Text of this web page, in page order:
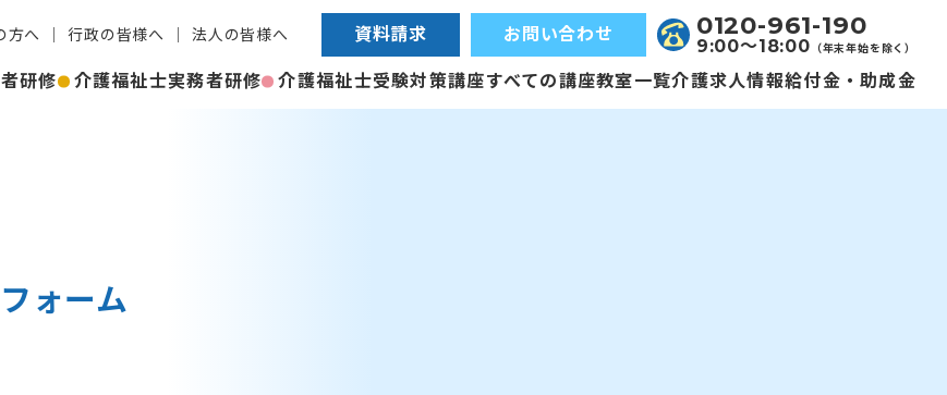
方へ 行政の皆様へ 法人の皆様へ 資料請求 お問い合わせ 0120-961-190
9:00〜18:00 （年末年始を除く）
研修 介護福祉士実務者研修 介護福祉士受験対策講座すべての講座教室一覧介護求人情報給付金・助成金
ォーム